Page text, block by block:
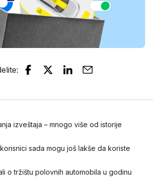
:
izveštaja – mnogo više od istorije
sada mogu još lakše da koriste
o tržištu polovnih automobila u godinu